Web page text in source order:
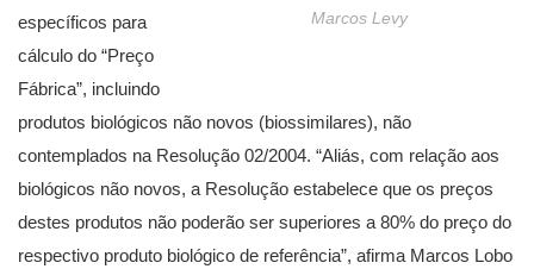
Marcos Levy
específicos para
cálculo do “Preço
Fábrica”, incluindo
produtos biológicos não novos (biossimilares), não
contemplados na Resolução 02/2004. “Aliás, com relação aos
biológicos não novos, a Resolução estabelece que os preços
destes produtos não poderão ser superiores a 80% do preço do
respectivo produto biológico de referência”, afirma Marcos Lobo